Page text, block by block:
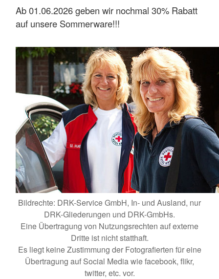
Ab 01.06.2026 geben wir nochmal 30% Rabatt
auf unsere Sommerware!!!
Bildrechte: DRK-Service GmbH, In- und Ausland, nur
DRK-Gliederungen und DRK-GmbHs.
Eine Übertragung von Nutzungsrechten auf externe
Dritte ist nicht statthaft.
Es liegt keine Zustimmung der Fotografierten für eine
Übertragung auf Social Media wie facebook, flikr,
twitter, etc. vor.